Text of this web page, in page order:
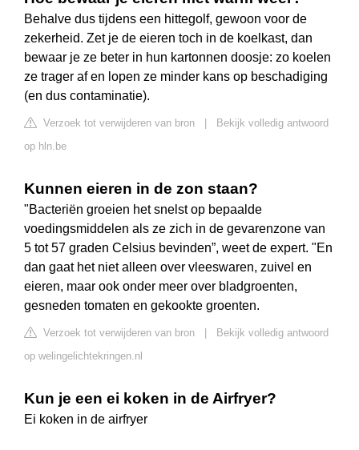
Behalve dus tijdens een hittegolf, gewoon voor de
zekerheid. Zet je de eieren toch in de koelkast, dan
bewaar je ze beter in hun kartonnen doosje: zo koelen
ze trager af en lopen ze minder kans op beschadiging
(en dus contaminatie).
Verzoek tot verwijderen van bron
Bekijk volledig antwoord
op hln.be
Kunnen eieren in de zon staan?
"Bacteriën groeien het snelst op bepaalde
voedingsmiddelen als ze zich in de gevarenzone van
5 tot 57 graden Celsius bevinden”, weet de expert. "En
dan gaat het niet alleen over vleeswaren, zuivel en
eieren, maar ook onder meer over bladgroenten,
gesneden tomaten en gekookte groenten.
Verzoek tot verwijderen van bron
Bekijk volledig antwoord
op welingelichtekringen.nl
Kun je een ei koken in de Airfryer?
Ei koken in de airfryer